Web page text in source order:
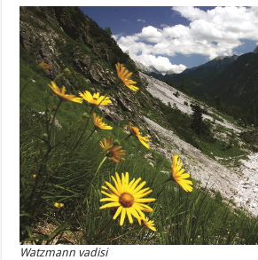
Watzmann vadisi